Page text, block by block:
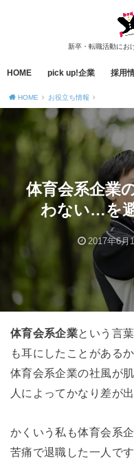
新卒・転職活動にお
HOME pick up!企業 採用
HOME お役立ち情報
体育会系企業
わない…を
2017年6月
体育会系企業という言
も耳にしたことがある
体育会系企業の社風が
人によってかなり差が
かくいう私も体育会系
苦痛で退職した一人です